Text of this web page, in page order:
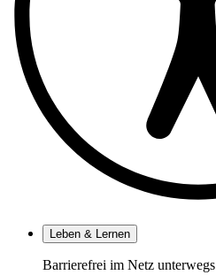
Leben & Lernen
Barrierefrei im Netz unterwegs